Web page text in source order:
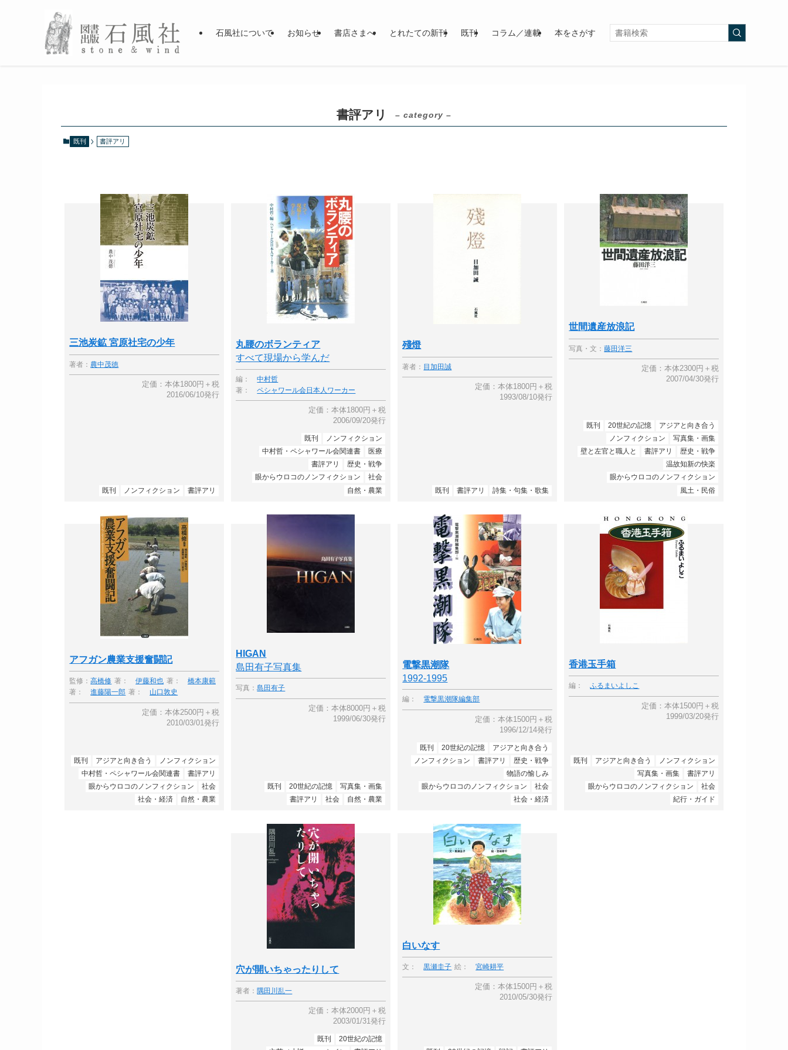
石風社について お知らせ 書店さまへ とれたての新刊 既刊 コラム／連載 本をさがす
書評アリ – category –
既刊 書評アリ
三池炭鉱 宮原社宅の少年
著者： 農中茂徳
定価：本体1800円＋税
2016/06/10発行
既刊 ノンフィクション 書評アリ
丸腰のボランティア
すべて現場から学んだ
編：
中村哲
著：
ペシャワール会日本人ワーカー
定価：本体1800円＋税
2006/09/20発行
既刊
ノンフィクション
中村哲・ペシャワール会関連書
医療
書評アリ
歴史・戦争
眼からウロコのノンフィクション
社会
自然・農業
殘燈
著者： 目加田誠
定価：本体1800円＋税
1993/08/10発行
既刊 書評アリ 詩集・句集・歌集
世間遺産放浪記
写真・文：藤田洋三
定価：本体2300円＋税
2007/04/30発行
既刊 20世紀の記憶
アジアと向き合う
ノンフィクション
写真集・画集
壁と左官と職人と
書評アリ
歴史・戦争
温故知新の快楽
眼からウロコのノンフィクション
風土・民俗
アフガン農業支援奮闘記
監修：高橋修 著： 伊藤和也 著：
橋本康範
著：
進藤陽一郎 著： 山口敦史
定価：本体2500円＋税
2010/03/01発行
既刊 アジアと向き合う
ノンフィクション
中村哲・ペシャワール会関連書
書評アリ
眼からウロコのノンフィクション
社会
社会・経済
自然・農業
HIGAN
島田有子写真集
写真：島田有子
定価：本体8000円＋税
1999/06/30発行
既刊 20世紀の記憶
写真集・画集
書評アリ
社会 自然・農業
電撃黒潮隊
1992-1995
編： 電撃黒潮隊編集部
定価：本体1500円＋税
1996/12/14発行
既刊 20世紀の記憶
アジアと向き合う
ノンフィクション
書評アリ
歴史・戦争
物語の愉しみ
眼からウロコのノンフィクション
社会
社会・経済
香港玉手箱
編： ふるまいよしこ
定価：本体1500円＋税
1999/03/20発行
既刊 アジアと向き合う
ノンフィクション
写真集・画集
書評アリ
眼からウロコのノンフィクション
社会
紀行・ガイド
穴が開いちゃったりして
著者： 隅田川乱一
定価：本体2000円＋税
2003/01/31発行
既刊
20世紀の記憶
白いなす
文： 黒瀬圭子 絵： 宮崎耕平
定価：本体1500円＋税
2010/05/30発行